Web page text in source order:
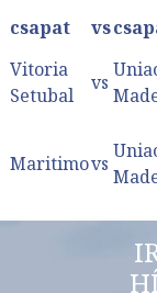
csapat vs
Vitoria
Setubal
vs
Maritimovs